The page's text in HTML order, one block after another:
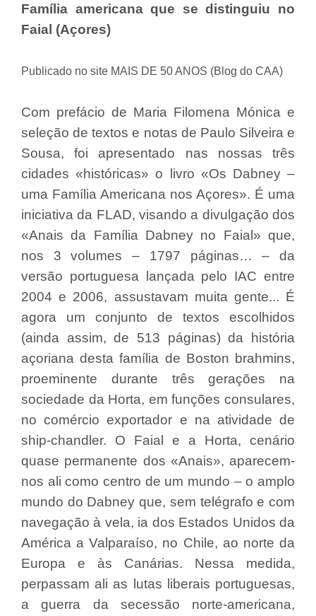
Família americana que se distinguiu no
Faial (Açores)
Publicado no site MAIS DE 50 ANOS (Blog do CAA)
Com prefácio de Maria Filomena Mónica e
seleção de textos e notas de Paulo Silveira e
Sousa, foi apresentado nas nossas três
cidades «históricas» o livro «Os Dabney –
uma Família Americana nos Açores». É uma
iniciativa da FLAD, visando a divulgação dos
«Anais da Família Dabney no Faial» que,
nos 3 volumes – 1797 páginas… – da
versão portuguesa lançada pelo IAC entre
2004 e 2006, assustavam muita gente... É
agora um conjunto de textos escolhidos
(ainda assim, de 513 páginas) da história
açoriana desta família de Boston brahmins,
proeminente durante três gerações na
sociedade da Horta, em funções consulares,
no comércio exportador e na atividade de
ship-chandler. O Faial e a Horta, cenário
quase permanente dos «Anais», aparecem-
nos ali como centro de um mundo – o amplo
mundo do Dabney que, sem telégrafo e com
navegação à vela, ia dos Estados Unidos da
América a Valparaíso, no Chile, ao norte da
Europa e às Canárias. Nessa medida,
perpassam ali as lutas liberais portuguesas,
a guerra da secessão norte-americana,